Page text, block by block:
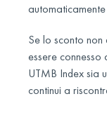
Se lo sconto
essere
UTMB Index sia
continui a